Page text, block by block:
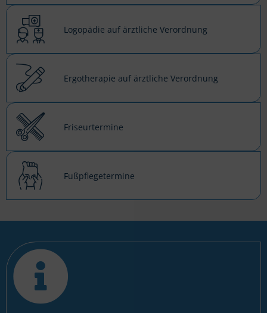
Logopädie auf ärztliche Verordnung
Ergotherapie auf ärztliche Verordnung
Friseurtermine
Fußpflegetermine